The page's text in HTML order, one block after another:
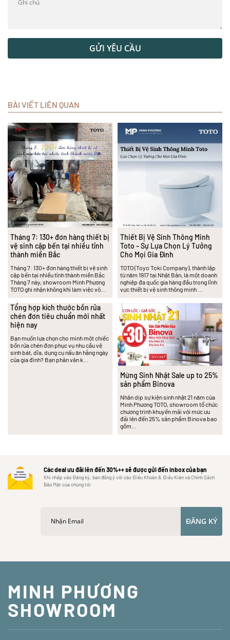
GỬI YÊU CẦU
BÀI VIẾT LIÊN QUAN
Tháng 7: 130+ đơn hàng thiết bị
vệ sinh cập bến tại nhiều tỉnh
thành miền Bắc
Tháng 7: 130+ đơn hàng thiết bị vệ sinh
cập bến tại nhiều tỉnh thành miền Bắc
Tháng 7 này, showroom Minh Phương
TOTO ghi nhận không khí làm việc vô…
Thiết Bị Vệ Sinh Thông Minh
Toto – Sự Lựa Chọn Lý Tưởng
Cho Mọi Gia Đình
TOTO (Toyo Toki Company), thành lập
từ năm 1917 tại Nhật Bản, là một doanh
nghiệp đa quốc gia hàng đầu trong lĩnh
vực thiết bị vệ sinh thông minh …
Tổng hợp kích thước bồn rửa
chén đơn tiêu chuẩn mới nhất
hiện nay
Bạn muốn lựa chọn cho mình một chiếc
bồn rửa chén đơn phục vụ nhu cầu vệ
sinh bát, dĩa, dụng cụ nấu ăn hằng ngày
của gia đình? Bạn phân vân k…
Mừng Sinh Nhật Sale up to 25%
sản phẩm Binova
Nhân dịp sự kiện sinh nhật 21 năm của
Minh Phương TOTO, showroom tổ chức
chương trình khuyến mãi với mức ưu
đãi lên đến 25% sản phẩm Binova bao
gồm…
Các deal ưu đãi lên đến 30%++ sẽ được gửi đến inbox của bạn
Khi nhấp vào Đăng ký, bạn đồng ý với các Điều Khoản & Điều Kiện và Chính Sách
Bảo Mật của chúng tôi
ĐĂNG KÝ
MINH PHƯƠNG
SHOWROOM